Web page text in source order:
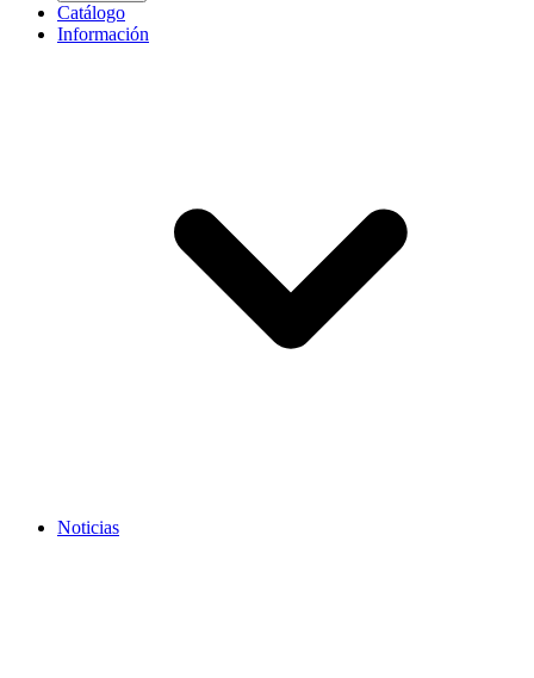
Catálogo
Información
Noticias